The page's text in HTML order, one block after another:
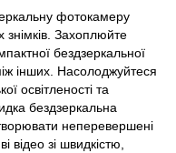
фотокамеру
Захоплюйте
бездзеркальної
інших. Насолоджуйтеся
освітленості та
бездзеркальна
неперевершені
відео зі швидкістю,